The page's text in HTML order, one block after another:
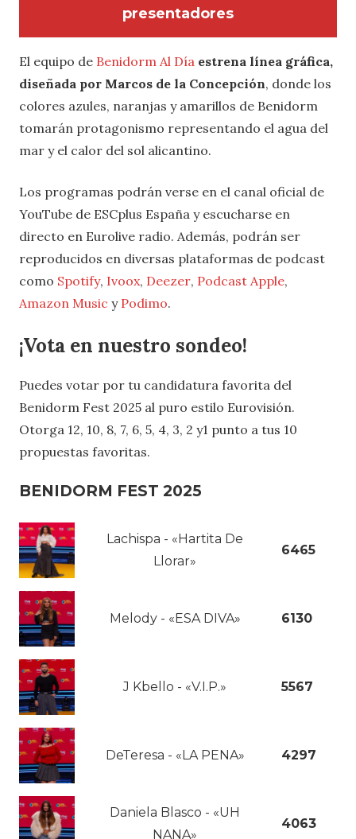
presentadores
El equipo de Benidorm Al Día estrena línea gráfica,
diseñada por Marcos de la Concepción, donde los
colores azules, naranjas y amarillos de Benidorm
tomarán protagonismo representando el agua del
mar y el calor del sol alicantino.
Los programas podrán verse en el canal oficial de
YouTube de ESCplus España y escucharse en
directo en Eurolive radio. Además, podrán ser
reproducidos en diversas plataformas de podcast
como Spotify, Ivoox, Deezer, Podcast Apple,
Amazon Music y Podimo.
¡Vota en nuestro sondeo!
Puedes votar por tu candidatura favorita del
Benidorm Fest 2025 al puro estilo Eurovisión.
Otorga 12, 10, 8, 7, 6, 5, 4, 3, 2 y1 punto a tus 10
propuestas favoritas.
BENIDORM FEST 2025
Lachispa - «Hartita De
Llorar»
6465
Melody - «ESA DIVA» 6130
J Kbello - «V.I.P.» 5567
DeTeresa - «LA PENA» 4297
Daniela Blasco - «UH
NANA»
4063